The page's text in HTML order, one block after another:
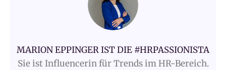
MARION EPPINGER IST DIE #HRPASSIONISTA
Sie ist Influencerin für Trends im HR-Bereich.